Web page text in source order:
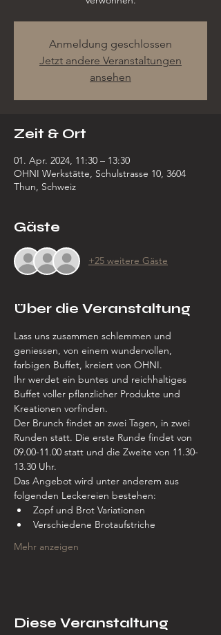
Anmeldung geschlossen
Jetzt andere Veranstaltungen
ansehen
Zeit & Ort
01. Apr. 2024, 11:30 – 13:30
OHNI Werkstätte, Schulstrasse 10, 3604
Thun, Schweiz
Gäste
+25 weitere Gäste
Über die Veranstaltung
Lass uns zusammen schlemmen und
geniessen, von einem wundervollen,
farbigen Buffet, kreiert von OHNI.
Ihr werdet ein buntes und reichhaltiges
Buffet voller pflanzlicher Produkte und
Kreationen vorfinden.
Der Brunch findet an zwei Tagen, in zwei
Runden statt. Die erste Runde findet von
09.00-11.00 statt und die Zweite von 11.30-
13.30 Uhr.
Das Angebot wird unter anderem aus
folgenden Leckereien bestehen:
Zopf und Brot Variationen
Verschiedene Brotaufstriche
Mehr anzeigen
Diese Veranstaltung